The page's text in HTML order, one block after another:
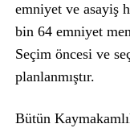
emniyet ve asayiş
bin 64 emniyet
Seçim öncesi ve
planlanmıştır.
Bütün